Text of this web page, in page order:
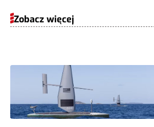
Zobacz więcej